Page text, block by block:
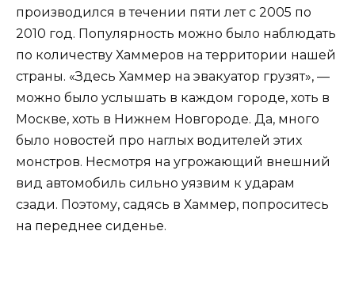
производился в течении пяти лет с 2005 по
2010 год. Популярность можно было наблюдать
по количеству Хаммеров на территории нашей
страны. «Здесь Хаммер на эвакуатор грузят», —
можно было услышать в каждом городе, хоть в
Москве, хоть в Нижнем Новгороде. Да, много
было новостей про наглых водителей этих
монстров. Несмотря на угрожающий внешний
вид автомобиль сильно уязвим к ударам
сзади. Поэтому, садясь в Хаммер, попроситесь
на переднее сиденье.